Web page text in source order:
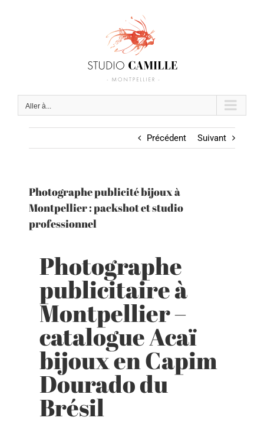
Aller à...
Précédent Suivant
Photographe publicité bijoux à
Montpellier : packshot et studio
professionnel
Photographe
publicitaire à
Montpellier –
catalogue Acaï
bijoux en Capim
Dourado du
Brésil